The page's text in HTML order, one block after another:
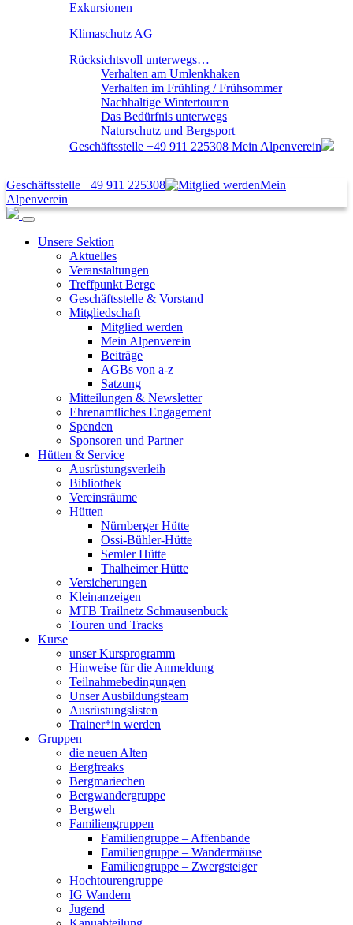
Exkursionen
Klimaschutz AG
Rücksichtsvoll unterwegs…
Verhalten am Umlenkhaken
Verhalten im Frühling / Frühsommer
Nachhaltige Wintertouren
Das Bedürfnis unterwegs
Naturschutz und Bergsport
Geschäftsstelle +49 911 225308 Mein Alpenverein
Geschäftsstelle +49 911 225308
Mein
Alpenverein
Unsere Sektion
Aktuelles
Veranstaltungen
Treffpunkt Berge
Geschäftsstelle & Vorstand
Mitgliedschaft
Mitglied werden
Mein Alpenverein
Beiträge
AGBs von a-z
Satzung
Mitteilungen & Newsletter
Ehrenamtliches Engagement
Spenden
Sponsoren und Partner
Hütten & Service
Ausrüstungsverleih
Bibliothek
Vereinsräume
Hütten
Nürnberger Hütte
Ossi-Bühler-Hütte
Semler Hütte
Thalheimer Hütte
Versicherungen
Kleinanzeigen
MTB Trailnetz Schmausenbuck
Touren und Tracks
Kurse
unser Kursprogramm
Hinweise für die Anmeldung
Teilnahmebedingungen
Unser Ausbildungsteam
Ausrüstungslisten
Trainer*in werden
Gruppen
die neuen Alten
Bergfreaks
Bergmariechen
Bergwandergruppe
Bergweh
Familiengruppen
Familiengruppe – Affenbande
Familiengruppe – Wandermäuse
Familiengruppe – Zwergsteiger
Hochtourengruppe
IG Wandern
Jugend